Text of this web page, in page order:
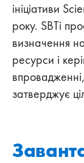
ініціативи
року. SBTi
визначення
ресурси і
затверджує